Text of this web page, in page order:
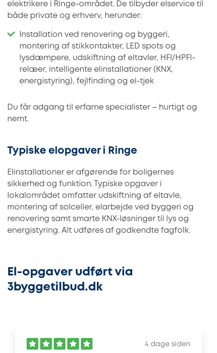
elektrikere i Ringe-området. De tilbyder elservice til
både private og erhverv, herunder:
Installation ved renovering og byggeri,
montering af stikkontakter, LED spots og
lysdæmpere, udskiftning af eltavler, HFI/HPFI-
relæer, intelligente elinstallationer (KNX,
energistyring), fejlfinding og el-tjek
Du får adgang til erfarne specialister – hurtigt og
nemt.
Typiske elopgaver i Ringe
Elinstallationer er afgørende for boligernes
sikkerhed og funktion. Typiske opgaver i
lokalområdet omfatter udskiftning af eltavle,
montering af solceller, elarbejde ved byggeri og
renovering samt smarte KNX-løsninger til lys og
energistyring. Alt udføres af godkendte fagfolk.
El-opgaver udført via
3byggetilbud.dk
4 dage siden